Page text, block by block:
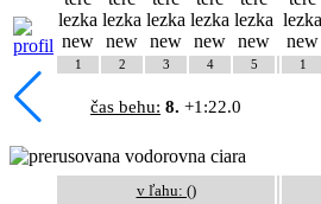
1 2 3 4 5 1
čas behu: 8. +1:22.0
v ľahu: ()